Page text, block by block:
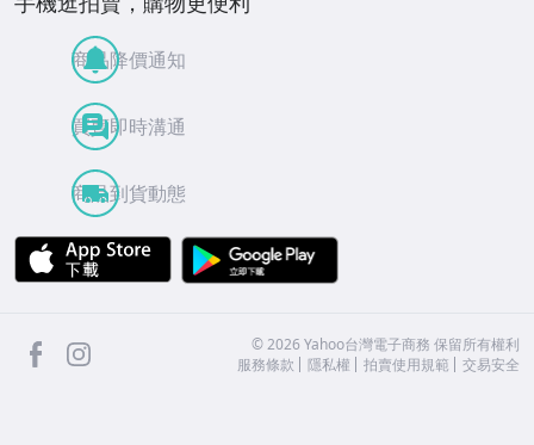
商品降價通知
買賣即時溝通
商品到貨動態
APP Store
facebook ©2026 Yahoo台灣電子商務 保留所有權利
服務條款
隱私權 拍賣使用規範 交易安全